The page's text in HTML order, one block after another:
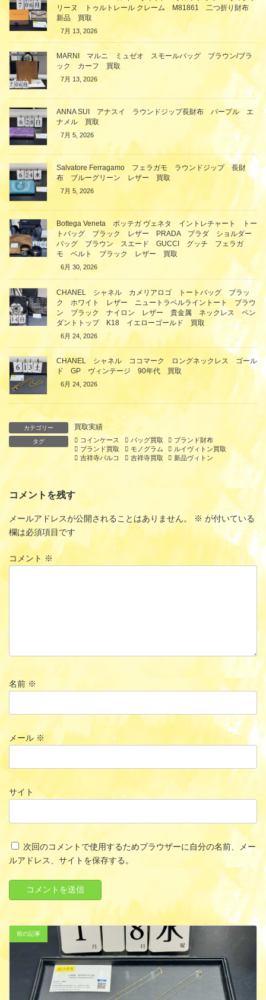
リーヌ トゥルトレール クレーム M81861 二つ折り財布
新品 買取
7月 13, 2026
MARNI マルニ ミュゼオ スモールバッグ ブラウン/ブラ
ック カーフ 買取
7月 13, 2026
ANNA SUI アナスイ ラウンドジップ長財布 パープル エ
ナメル 買取
7月 5, 2026
Salvatore Ferragamo フェラガモ ラウンドジップ 長財
布 ブルーグリーン レザー 買取
7月 5, 2026
Bottega Veneta ボッテガ ヴェネタ イントレチャート トー
トバッグ ブラック レザー PRADA プラダ ショルダー
バッグ ブラウン スエード GUCCI グッチ フェラガ
モ ベルト ブラック レザー 買取
6月 30, 2026
CHANEL シャネル カメリアロゴ トートバッグ ブラッ
ク ホワイト レザー ニュートラベルライントート ブラウ
ン ブラック ナイロン レザー 貴金属 ネックレス ペン
ダントトップ K18 イエローゴールド 買取
6月 24, 2026
CHANEL シャネル ココマーク ロングネックレス ゴール
ド GP ヴィンテージ 90年代 買取
6月 24, 2026
カテゴリー 買取実績
タグ コインケース バッグ買取
ブランド財布
ブランド買取
モノグラム
ルイヴィトン買取
吉祥寺パルコ
吉祥寺買取 新品ヴィトン
コメントを残す
メールアドレスが公開されることはありません。 ※ が付いている
欄は必須項目です
コメント ※
名前 ※
メール※
サイト
次回のコメントで使用するためブラウザーに自分の名前、メー
ルアドレス、サイトを保存する。
前の記事